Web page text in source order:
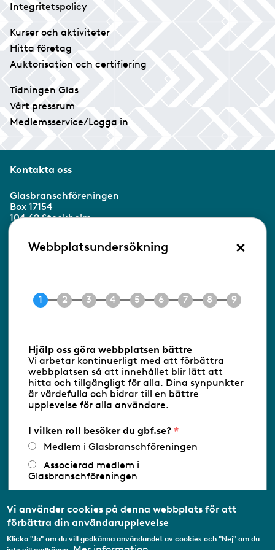
Integritetspolicy
Kurser och aktiviteter
Hitta företag
Auktorisation och certifiering
Tidningen Glas
Vårt pressrum
Medlemsservice/Logga in
Kontakta oss
Glasbranschföreningen
Box 17154
104 62 Stockholm
Besöksadress:
Ringvägen 100
E-post info@gbf.se
Följ oss via RSS
Databasens namn:www.gbf.se-
Glasbranschföreningen AB - Ansvarig
utgivare: Sofia Wahlgren
Webbplatsundersökning ×
Hjälp oss göra webbplatsen bättre
Vi arbetar kontinuerligt med att förbättra
webbplatsen så att innehållet blir lätt att
hitta och tillgängligt för alla. Dina synpunkter
är värdefulla och bidrar till en bättre
upplevelse för alla användare.
I vilken roll besöker du gbf.se?
Medlem i Glasbranschföreningen
Associerad medlem i
Glasbranschföreningen
medlemsorganisation/Svenskt Näringsliv
Utbildningsaktör
Student
Vi använder cookies på denna webbplats för att
förbättra din användarupplevelse
Klicka "Ja" om du vill godkänna användandet av cookies och "Nej" om du